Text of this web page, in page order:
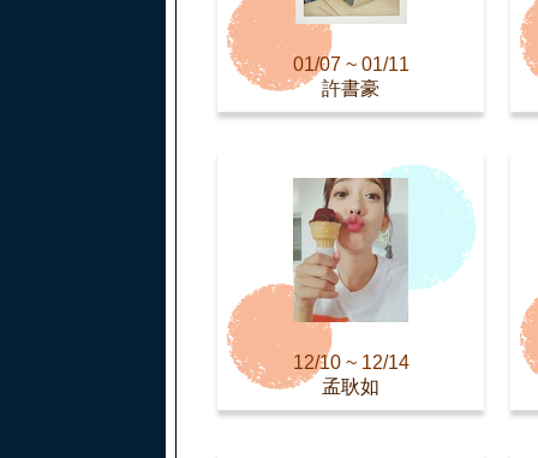
01/07 ~ 01/11
許書豪
12/10 ~ 12/14
孟耿如